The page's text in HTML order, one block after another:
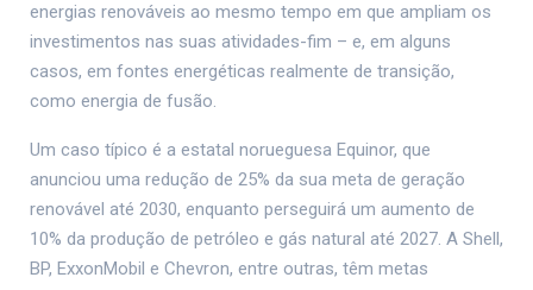
energias renováveis ao mesmo tempo em que ampliam os
investimentos nas suas atividades-fim – e, em alguns
casos, em fontes energéticas realmente de transição,
como energia de fusão.
Um caso típico é a estatal norueguesa Equinor, que
anunciou uma redução de 25% da sua meta de geração
renovável até 2030, enquanto perseguirá um aumento de
10% da produção de petróleo e gás natural até 2027. A Shell,
BP, ExxonMobil e Chevron, entre outras, têm metas